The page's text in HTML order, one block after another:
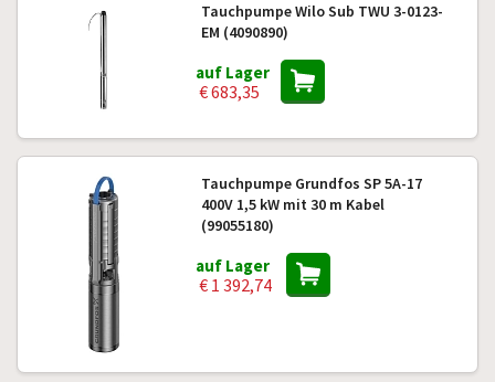
Tauchpumpe Wilo Sub TWU 3-0123-
EM (4090890)
auf Lager
€ 683,35
Tauchpumpe Grundfos SP 5A-17
400V 1,5 kW mit 30 m Kabel
(99055180)
auf Lager
€ 1 392,74